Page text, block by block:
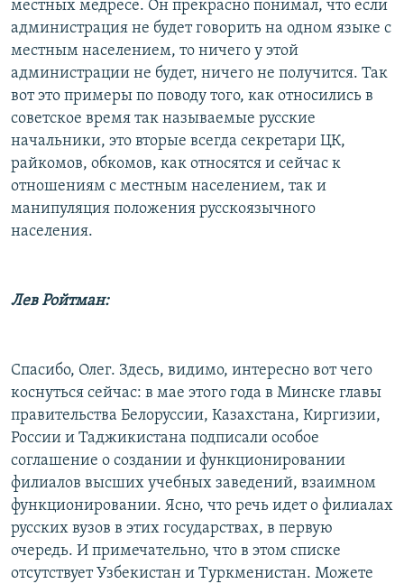
местных медресе. Он прекрасно понимал, что если
администрация не будет говорить на одном языке с
местным населением, то ничего у этой
администрации не будет, ничего не получится. Так
вот это примеры по поводу того, как относились в
советское время так называемые русские
начальники, это вторые всегда секретари ЦК,
райкомов, обкомов, как относятся и сейчас к
отношениям с местным населением, так и
манипуляция положения русскоязычного
населения.
Лев Ройтман:
Спасибо, Олег. Здесь, видимо, интересно вот чего
коснуться сейчас: в мае этого года в Минске главы
правительства Белоруссии, Казахстана, Киргизии,
России и Таджикистана подписали особое
соглашение о создании и функционировании
филиалов высших учебных заведений, взаимном
функционировании. Ясно, что речь идет о филиалах
русских вузов в этих государствах, в первую
очередь. И примечательно, что в этом списке
отсутствует Узбекистан и Туркменистан. Можете